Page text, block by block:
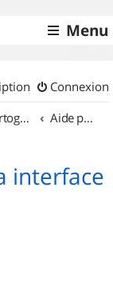
Menu
Connexion
Cartographie et GPS Aide pour l'achat d'un GPS
interface